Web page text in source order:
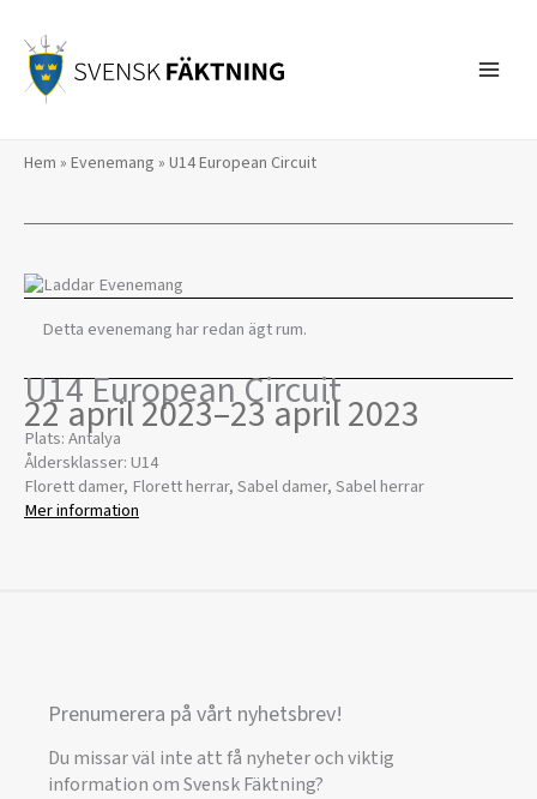
innehåll
Hem » Evenemang » U14 European Circuit
Detta evenemang har redan ägt rum.
U14 European Circuit
22 april 2023–23 april 2023
Plats: Antalya
Åldersklasser: U14
Florett damer, Florett herrar, Sabel damer, Sabel herrar
Mer information
Prenumerera på vårt nyhetsbrev!
Du missar väl inte att få nyheter och viktig
information om Svensk Fäktning?